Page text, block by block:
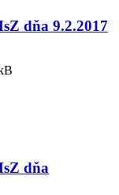
dňa 9.2.2017
dňa